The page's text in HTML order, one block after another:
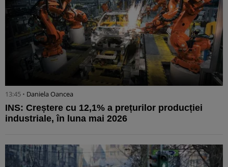
13:45 • Daniela Oancea
INS: Creștere cu 12,1% a prețurilor producției
industriale, în luna mai 2026